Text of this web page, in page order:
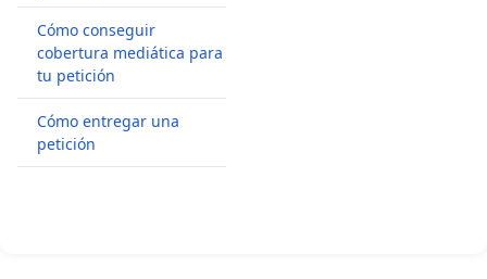
Cómo conseguir
cobertura mediática para
tu petición
Cómo entregar una
petición